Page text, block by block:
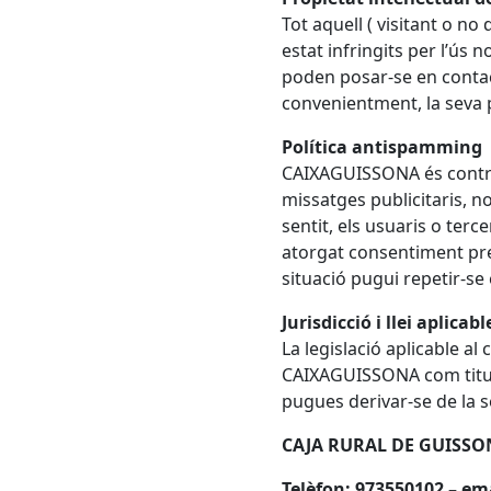
Tot aquell ( visitant o no
estat infringits per l’ús
poden posar-se en
convenientment, la
Política antispamming
CAIXAGUISSONAés
missatges publicitaris,
sentit, els usuaris o
atorgat consentiment
situació pugui repetir-se
Jurisdicció i llei
La legislació aplicable al
CAIXAGUISSONAcom
pugues derivar-se de la
CAJA RURAL DE